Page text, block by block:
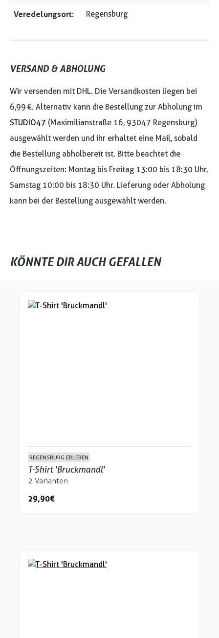
Veredelungsort: Regensburg
VERSAND & ABHOLUNG
Wir versenden mit DHL. Die Versandkosten liegen bei
6,99 €. Alternativ kann die Bestellung zur Abholung im
STUDIO47 (Maximilianstraße 16, 93047 Regensburg)
ausgewählt werden und ihr erhaltet eine Mail, sobald
die Bestellung abholbereit ist. Bitte beachtet die
Öffnungszeiten: Montag bis Freitag 13:00 bis 18:30 Uhr,
Samstag 10:00 bis 18:30 Uhr. Lieferung oder Abholung
kann bei der Bestellung ausgewählt werden.
KÖNNTE DIR AUCH GEFALLEN
REGENSBURG ERLEBEN
T-Shirt 'Bruckmandl'
2 Varianten
29,90 €